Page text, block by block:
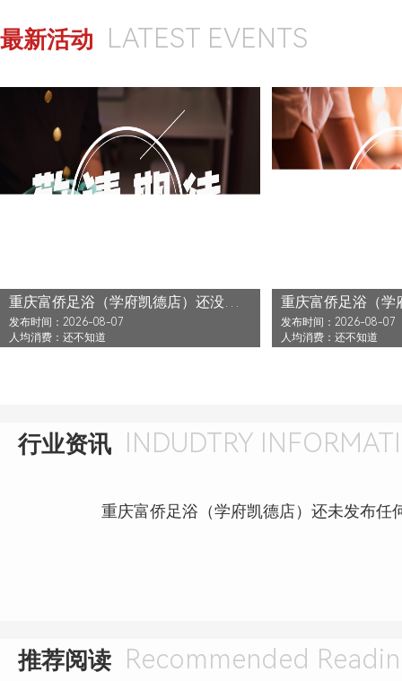
最新活动 LATEST EVENTS
重庆富侨足浴（学府凯德店）还没发布活动
发布时间：2026-08-07
人均消费：还不知道
发布时间：2026-08-07
人均消费：还不知道
行业资讯 INDUDTRY
推荐阅读 Recommended